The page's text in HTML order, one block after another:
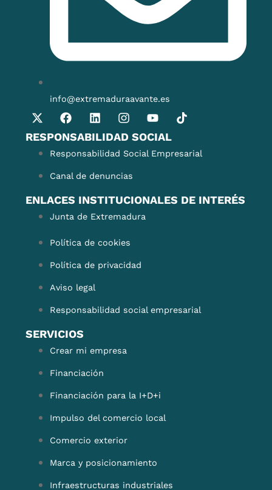
info@extremaduraavante.es
RESPONSABILIDAD SOCIAL
Responsabilidad Social Empresarial
Canal de denuncias
ENLACES INSTITUCIONALES DE INTERÉS
Junta de Extremadura
Política de cookies
Política de privacidad
Aviso legal
Responsabilidad social empresarial
SERVICIOS
Crear mi empresa
Financiación
Financiación para la I+D+i
Impulso del comercio local
Comercio exterior
Marca y posicionamiento
Infraestructuras industriales